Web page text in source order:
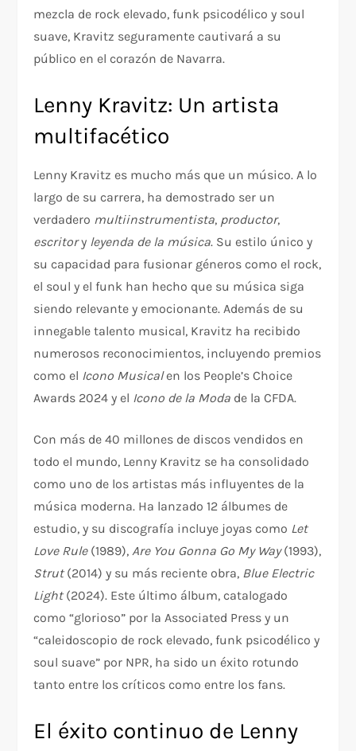
mezcla de rock elevado, funk psicodélico y soul
suave, Kravitz seguramente cautivará a su
público en el corazón de Navarra.
Lenny Kravitz: Un artista
multifacético
Lenny Kravitz es mucho más que un músico. A lo
largo de su carrera, ha demostrado ser un
verdadero multiinstrumentista, productor,
escritory leyenda de la música. Su estilo único y
su capacidad para fusionar géneros como el rock,
el soul y el funk han hecho que su música siga
siendo relevante y emocionante. Además de su
innegable talento musical, Kravitz ha recibido
numerosos reconocimientos, incluyendo premios
como el Icono Musicalen los People’s Choice
Awards 2024 y el Icono de la Moda de la CFDA.
Con más de 40 millones de discos vendidos en
todo el mundo, Lenny Kravitz se ha consolidado
como uno de los artistas más influyentes de la
música moderna. Ha lanzado 12 álbumes de
estudio, y su discografía incluye joyas como Let
Love Rule(1989), Are You Gonna Go My Way(1993),
Strut(2014) y su más reciente obra, Blue Electric
Light(2024). Este último álbum, catalogado
como “glorioso” por la Associated Press y un
“caleidoscopio de rock elevado, funk psicodélico y
soul suave” por NPR, ha sido un éxito rotundo
tanto entre los críticos como entre los fans.
El éxito continuo de Lenny